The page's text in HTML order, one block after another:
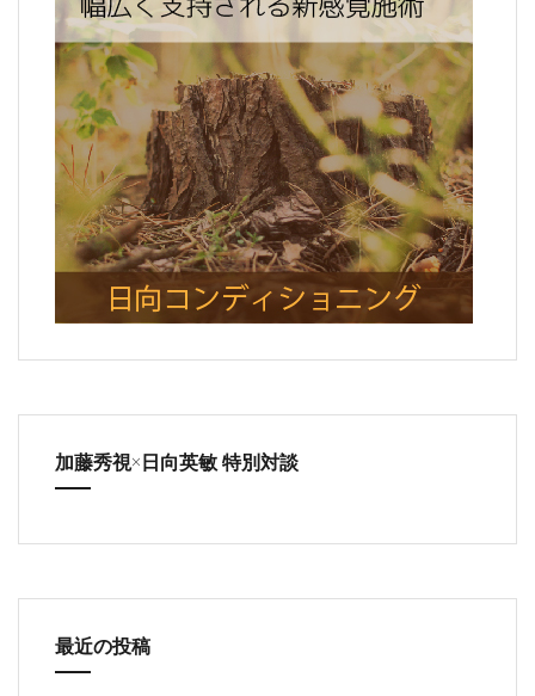
加藤秀視×日向英敏 特別対談
最近の投稿